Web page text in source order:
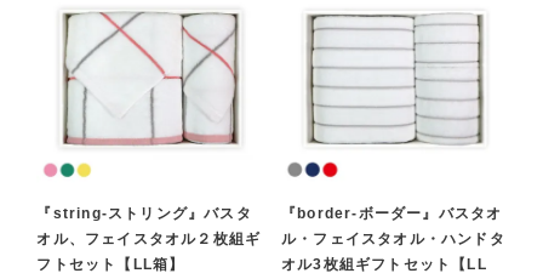
『string-ストリング』バスタ
オル、フェイスタオル２枚組ギ
フトセット【LL箱】
『border-ボーダー』バスタオ
ル・フェイスタオル・ハンドタ
オル3枚組ギフトセット【LL